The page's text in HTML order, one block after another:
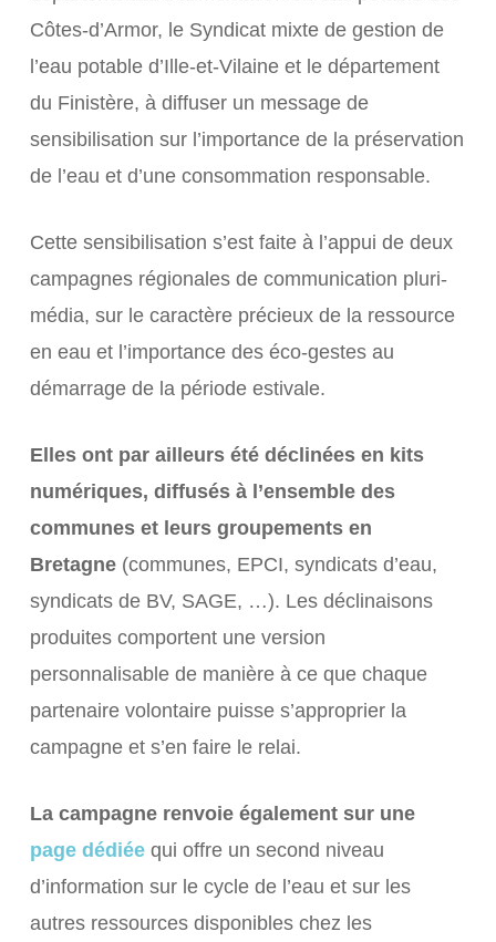
Côtes-d’Armor, le Syndicat mixte de gestion de
l’eau potable d’Ille-et-Vilaine et le département
du Finistère, à diffuser un message de
sensibilisation sur l’importance de la préservation
de l’eau et d’une consommation responsable.
Cette sensibilisation s’est faite à l’appui de deux
campagnes régionales de communication pluri-
média, sur le caractère précieux de la ressource
en eau et l’importance des éco-gestes au
démarrage de la période estivale.
Elles ont par ailleurs été déclinées en kits
numériques, diffusés à l’ensemble des
communes et leurs groupements en
Bretagne (communes, EPCI, syndicats d’eau,
syndicats de BV, SAGE, …). Les déclinaisons
produites comportent une version
personnalisable de manière à ce que chaque
partenaire volontaire puisse s’approprier la
campagne et s’en faire le relai.
La campagne renvoie également sur une
page dédiée qui offre un second niveau
d’information sur le cycle de l’eau et sur les
autres ressources disponibles chez les